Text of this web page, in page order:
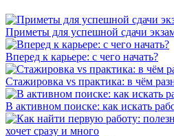
Приметы для успешной сдачи
Вперед к карьере: с чего начать?
Стажировка vs практика: в чём
В активном поиске: как искать